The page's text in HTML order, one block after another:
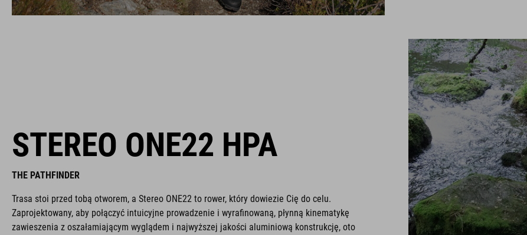
STEREO ONE22 HPA
THE PATHFINDER
Trasa stoi przed tobą otworem, a Stereo ONE22 to rower, który dowiezie Cię do celu.
Zaprojektowany, aby połączyć intuicyjne prowadzenie i wyrafinowaną, płynną kinematykę
zawieszenia z oszałamiającym wyglądem i najwyższej jakości aluminiową konstrukcję, oto